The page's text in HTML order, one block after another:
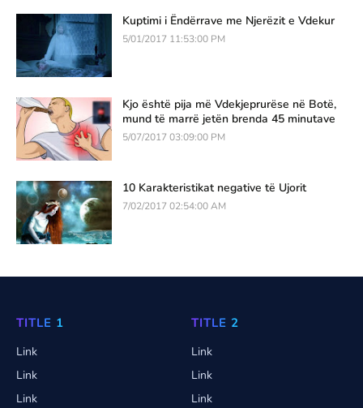
Kuptimi i Ëndërrave me Njerëzit e Vdekur
5/01/2017 11:53:00 PM
Kjo është pija më Vdekjeprurëse në Botë,
mund të marrë jetën brenda 45 minutave
5/07/2017 03:09:00 PM
10 Karakteristikat negative të Ujorit
7/02/2017 02:54:00 AM
TITLE 1
Link
Link
Link
TITLE 2
Link
Link
Link